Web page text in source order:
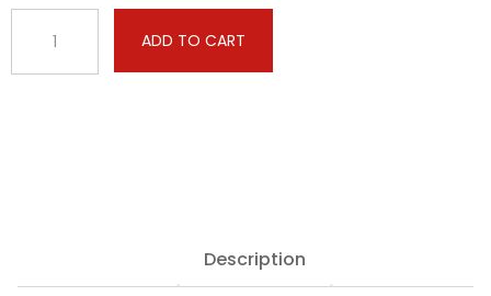
1
ADD TO CART
Description